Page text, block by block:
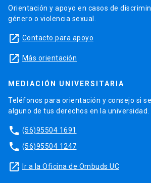
Orientación y apoyo en casos de
género o violencia sexual.
launch Contacto para apoyo
launch Más orientación
MEDIACIÓN UNIVERSITARIA
Teléfonos para orientación y consejo si
alguno de tus derechos en la universidad.
phone (56)95504 1691
phone (56)95504 1247
launch Ir a la Oficina de Ombuds UC